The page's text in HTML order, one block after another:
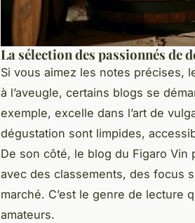
La sélection des passionnés de
Si vous aimez les notes précises,
à l’aveugle, certains blogs se
exemple, excelle dans l’art de
dégustation sont limpides,
De son côté, le blog du Figaro
avec des classements, des focus
marché. C’est le genre de lecture
amateurs.